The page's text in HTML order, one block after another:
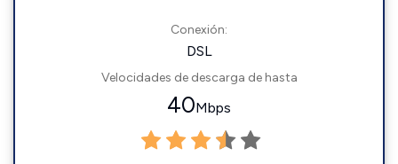
Conexión:
DSL
Velocidades de descarga de hasta
40Mbps